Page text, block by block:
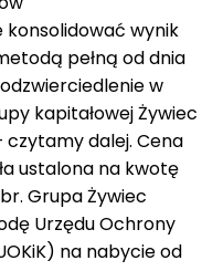
konsolidować wynik
pełną od dnia
w
kapitałowej Żywiec
czytamy dalej. Cena
ustalona na kwotę
Grupa Żywiec
Urzędu Ochrony
na nabycie od